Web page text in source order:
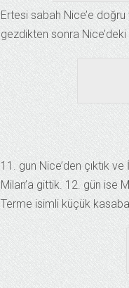
Ertesi sabah Nice’e
gezdikten sonra
11. gun Nice’den çıktık
Milan’a gittik. 12. gün ise
Terme isimli küçük